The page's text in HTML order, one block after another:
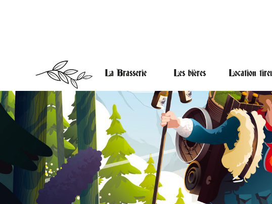
La Brasserie Les bières Location